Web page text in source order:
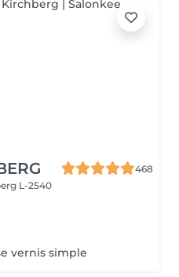
468
L-2540
vernis simple